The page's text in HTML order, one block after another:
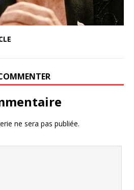
ne sera pas publiée.